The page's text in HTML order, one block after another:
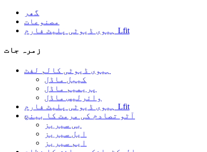
گھر
مصنوعات
ہیوی ڈیوٹی پلیٹ فارم Lfit
زمرہ جات
ہیوی ڈیوٹی کالم لفٹ
کیبل ماڈل
پریمیم ماڈل
وائرلیس ماڈل
ہیوی ڈیوٹی پلیٹ فارم Lfit
آٹو تصادم کی مرمت کا بینچ
بی سیریز
ایل سیریز
ایم سیریز